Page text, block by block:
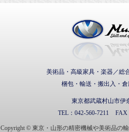
美術品・高級家具・楽器／総
梱包・輸送・搬出入・
東京都武蔵村山市伊
TEL： 042-560-7211 FAX
Copyright © 東京・山形の精密機械や美術品の